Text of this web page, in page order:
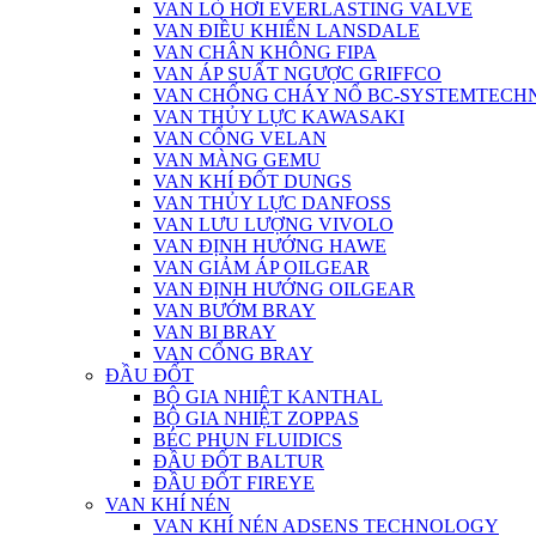
VAN LÒ HƠI EVERLASTING VALVE
VAN ĐIỀU KHIỂN LANSDALE
VAN CHÂN KHÔNG FIPA
VAN ÁP SUẤT NGƯỢC GRIFFCO
VAN CHỐNG CHÁY NỔ BC-
VAN THỦY LỰC KAWASAKI
VAN CỔNG VELAN
VAN MÀNG GEMU
VAN KHÍ ĐỐT DUNGS
VAN THỦY LỰC DANFOSS
VAN LƯU LƯỢNG VIVOLO
VAN ĐỊNH HƯỚNG HAWE
VAN GIẢM ÁP OILGEAR
VAN ĐỊNH HƯỚNG OILGEAR
VAN BƯỚM BRAY
VAN BI BRAY
VAN CỔNG BRAY
ĐẦU ĐỐT
BỘ GIA NHIỆT KANTHAL
BỘ GIA NHIỆT ZOPPAS
BÉC PHUN FLUIDICS
ĐẦU ĐỐT BALTUR
ĐẦU ĐỐT FIREYE
VAN KHÍ NÉN
VAN KHÍ NÉN ADSENS TECHNOLOGY